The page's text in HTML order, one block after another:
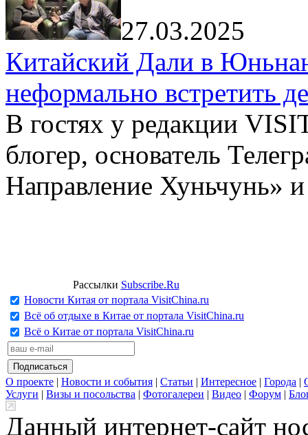
27.03.2025
Китайский Дали в
неформально встретить
В гостях у редакции
блогер, основатель
Направление Хуньчунь»
Рассылки Subscribe.Ru
Новости Китая от портала VisitChina.ru
Всё об отдыхе в Китае от портала VisitChina.ru
Всё о Китае от портала VisitChina.ru
О проекте | Новости и события | Статьи | Интересное | Города |
Услуги | Визы и посольства | Фотогалереи | Видео | Форум |
Данный интернет-сайт